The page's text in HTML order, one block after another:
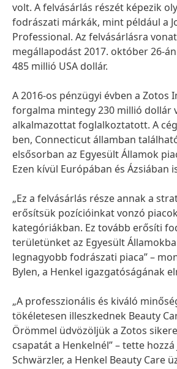
volt. A felvásárlás részét képezik
fodrászati márkák, mint például a
Professional. Az felvásárlásra
megállapodást 2017. október 26-
485 millió USA dollár.
A 2016-os pénzügyi évben a Zotos
forgalma mintegy 230 millió dollár
alkalmazottat foglalkoztatott. A
ben, Connecticut államban
elsősorban az Egyesült Államok
Ezen kívül Európában és Ázsiában
„Ez a felvásárlás része annak a
erősítsük pozícióinkat vonzó
kategóriákban. Ez tovább erősíti
területünket az Egyesült
legnagyobb fodrászati piaca” –
Bylen, a Henkel igazgatóságának
„A professzionális és kiváló
tökéletesen illeszkednek Beauty
Örömmel üdvözöljük a Zotos
csapatát a Henkelnél” – tette
Schwärzler, a Henkel Beauty Care